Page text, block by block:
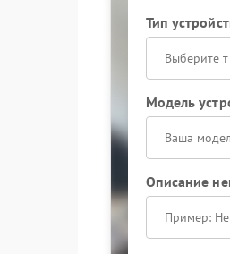
Тип
Выберите
Модель
Описание